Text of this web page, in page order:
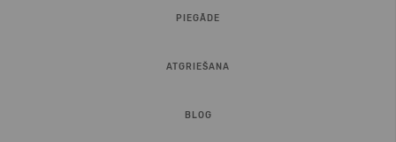
PIEGĀDE
ATGRIEŠANA
BLOG